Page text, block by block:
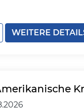
WEITERE